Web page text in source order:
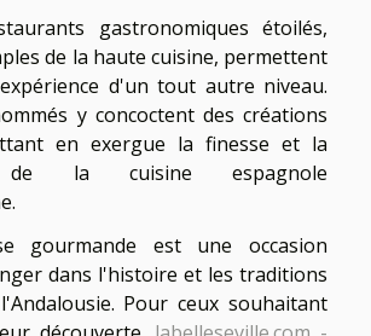
gastronomiques étoilés,
de la haute cuisine, permettent
d'un tout autre niveau.
y concoctent des créations
en exergue la finesse et la
de la cuisine espagnole
gourmande est une occasion
dans l'histoire et les traditions
Pour ceux souhaitant